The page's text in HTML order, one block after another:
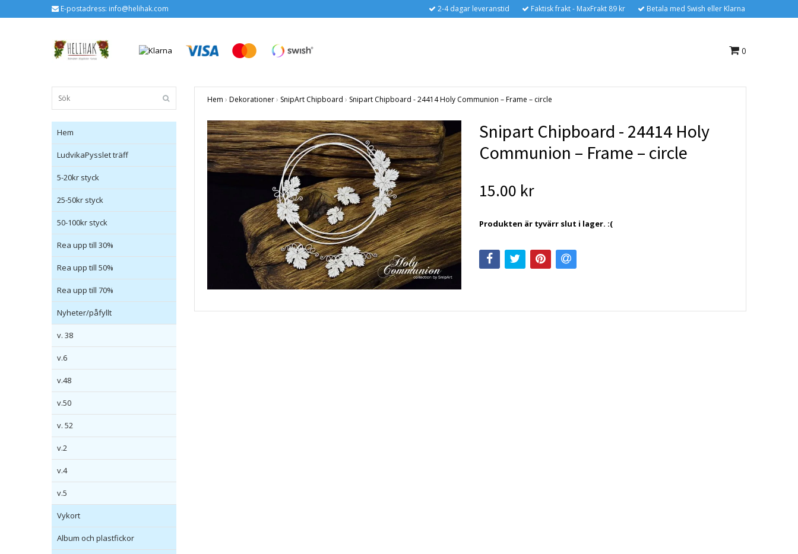
E-postadress: info@helihak.com 2-4 dagar leveranstid Faktisk frakt - MaxFrakt 89 kr Betala med Swish eller Klarna
0
Hem
LudvikaPysslet träff
5-20kr styck
25-50kr styck
50-100kr styck
Rea upp till 30%
Rea upp till 50%
Rea upp till 70%
Nyheter/påfyllt
v. 38
v.6
v.48
v.50
v. 52
v.2
v.4
v.5
Vykort
Album och plastfickor
Hem › Dekorationer› SnipArt Chipboard › Snipart Chipboard - 24414 Holy Communion – Frame – circle
Snipart Chipboard - 24414 Holy
Communion – Frame – circle
15.00 kr
Produkten är tyvärr slut i lager. :(